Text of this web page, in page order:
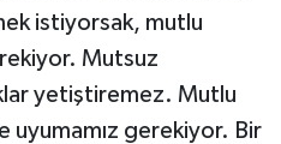
istiyorsak, mutlu
Mutsuz
yetiştiremez. Mutlu
uyumamız gerekiyor. Bir